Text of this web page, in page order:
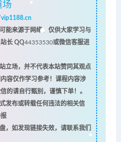
场
能来源于网络，仅供大家学习与
长 QQ44353530或微信客服进
立场，并不代表本站赞同其观点
容仅作学习参考！课程内容涉
的请自行甄别，谨慎下单！。
发布或转载任何违法的相关信
，如发现链接失效，请联系我们